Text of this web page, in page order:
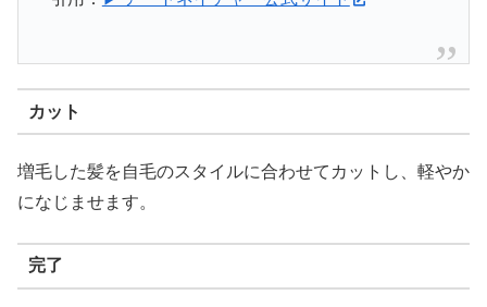
カット
増毛した髪を自毛のスタイルに合わせてカットし、軽やか
になじませます。
完了